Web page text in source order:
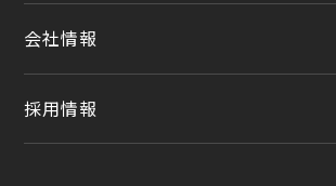
カーラインアップ
メンテプロパック
季節のおすすめ商品
車内空間の商品
公式Youtubeアカウント
コラム「クルマと暮らす」
お問い合わせTOP
会社情報
会社情報
採用情報